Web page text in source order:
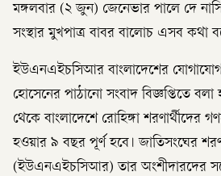
মঙ্গলবার (২ জুন) জেনেভার পালে দে
সংস্থার মুখপাত্র বাবর বালোচ এসব কথা
ইউএনএইচসিআর বাংলাদেশের যোগাযোগ
হোসেনের পাঠানো সংবাদ বিজ্ঞপ্তিতে
থেকে বাংলাদেশে রোহিঙ্গা শরণার্থীদের
হওয়ার ৯ বছর পূর্ণ হবে। জাতিসংঘের
(ইউএনএইচসিআর) তার অংশীদারদের